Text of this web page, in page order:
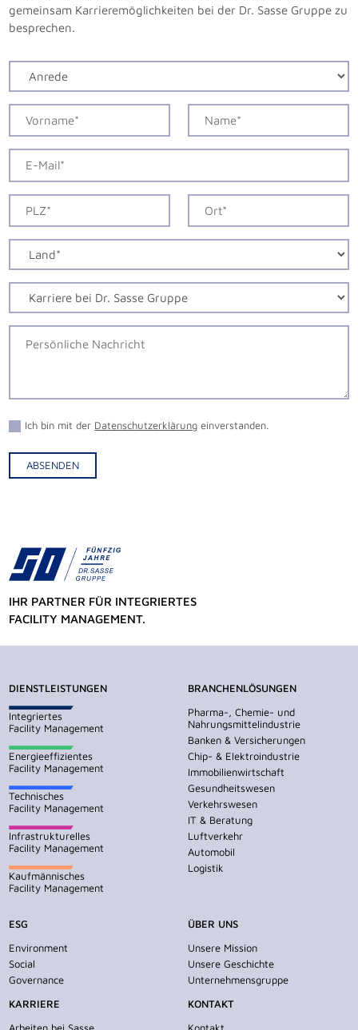
gemeinsam Karrieremöglichkeiten bei der Dr. Sasse Gruppe zu
besprechen.
Ich bin mit der Datenschutzerklärung einverstanden.
ABSENDEN
IHR PARTNER FÜR INTEGRIERTES
FACILITY MANAGEMENT.
DIENSTLEISTUNGEN
Integriertes
Facility Management
Energieeffizientes
Facility Management
Technisches
Facility Management
Infrastrukturelles
Facility Management
Kaufmännisches
Facility Management
BRANCHENLÖSUNGEN
Pharma-, Chemie- und
Nahrungsmittelindustrie
Banken & Versicherungen
Chip- & Elektroindustrie
Immobilienwirtschaft
Gesundheitswesen
Verkehrswesen
IT & Beratung
Luftverkehr
Automobil
Logistik
ESG
Environment
Social
Governance
KARRIERE
ÜBER UNS
Unsere Mission
Unsere Geschichte
Unternehmensgruppe
KONTAKT